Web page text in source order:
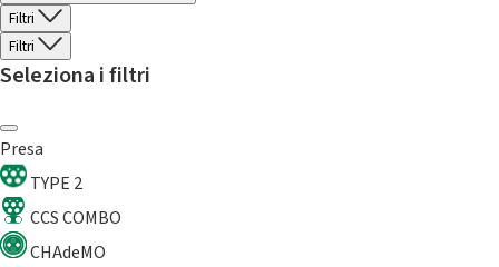
Filtri
Filtri
Seleziona i filtri
Presa
TYPE 2
CCS COMBO
CHAdeMO